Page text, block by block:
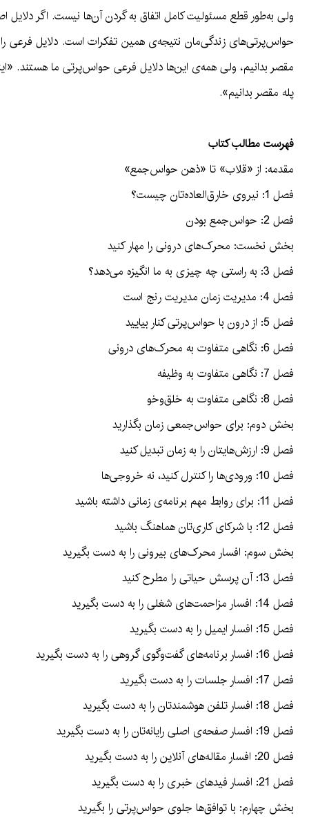
ولی به‌طور قطع مسئولیت کامل اتفاق به گردن آن‌ها نیست. اگر دلایل
حواس‌پرتی‌های زندگی‌مان نتیجه‌ی همین تفکرات است. دلایل فرعی را
مقصر بدانیم، ولی همه‌ی این‌ها دلایل فرعی حواس‌پرتی ما هستند.
پله مقصر بدانیم».
فهرست مطالب کتاب
مقدمه: از «قلاب» تا «ذهن حواس‌جمع»
فصل 1: نیروی خارق‌العاده‌تان چیست؟
فصل 2: حواس‌جمع بودن
بخش نخست: محرک‌های درونی را مهار کنید
فصل 3: به راستی چه چیزی به ما انگیزه می‌دهد؟
فصل 4: مدیریت زمان مدیریت رنج است
فصل 5: از درون با حواس‌پرتی کنار بیایید
فصل 6: نگاهی متفاوت به محرک‌های درونی
فصل 7: نگاهی متفاوت به وظیفه
فصل 8: نگاهی متفاوت به خلق‌وخو
بخش دوم: برای حواس‌جمعی زمان بگذارید
فصل 9: ارزش‌هایتان را به زمان تبدیل کنید
فصل 10: ورودی‌ها را کنترل کنید، نه خروجی‌ها
فصل 11: برای روابط مهم برنامه‌ی زمانی داشته باشید
فصل 12: با شرکای کاری‌تان هماهنگ باشید
بخش سوم: افسار محرک‌های بیرونی را به دست بگیرید
فصل 13: آن پرسش حیاتی را مطرح کنید
فصل 14: افسار مزاحمت‌های شغلی را به دست بگیرید
فصل 15: افسار ایمیل را به دست بگیرید
فصل 16: افسار برنامه‌های گفت‌وگوی گروهی را به دست بگیرید
فصل 17: افسار جلسات را به دست بگیرید
فصل 18: افسار تلفن هوشمندتان را به دست بگیرید
فصل 19: افسار صفحه‌ی اصلی رایانه‌تان را به دست بگیرید
فصل 20: افسار مقاله‌های آنلاین را به دست بگیرید
فصل 21: افسار فیدهای خبری را به دست بگیرید
بخش چهارم: با توافق‌ها جلوی حواس‌پرتی را بگیرید